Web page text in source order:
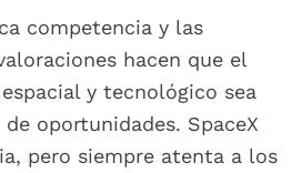
competencia y las
hacen que el
y tecnológico sea
oportunidades. SpaceX
pero siempre atenta a los